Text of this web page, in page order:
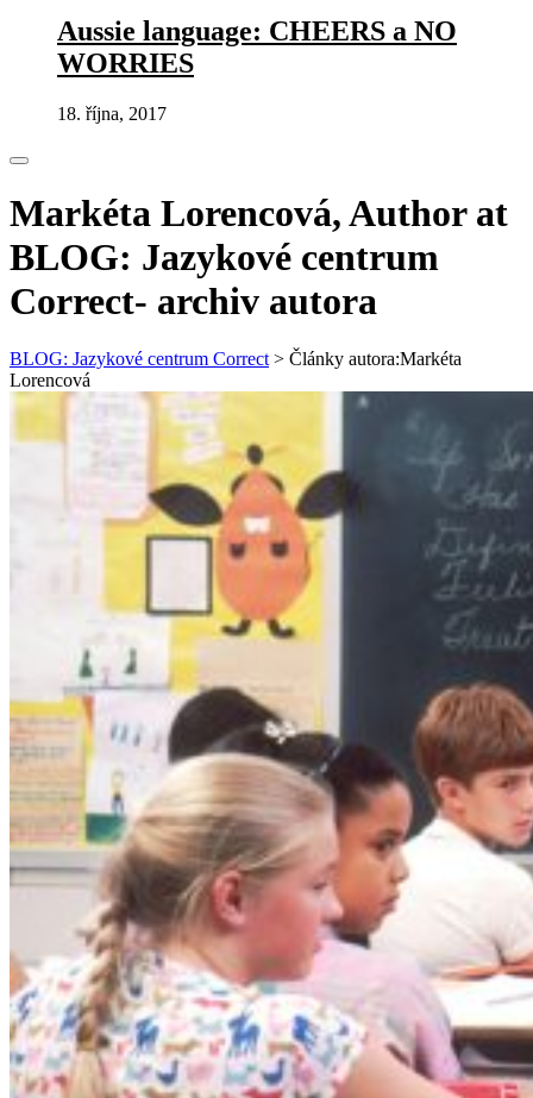
Aussie language: CHEERS a NO
WORRIES
18. října, 2017
Markéta Lorencová, Author at
BLOG: Jazykové centrum
Correct- archiv autora
BLOG: Jazykové centrum Correct > Články autora:Markéta
Lorencová